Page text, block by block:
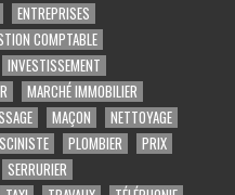
ENTREPRISES
COMPTABLE
INVESTISSEMENT
MARCHÉ IMMOBILIER
MAÇON
NETTOYAGE
PLOMBIER
PRIX
SERRURIER